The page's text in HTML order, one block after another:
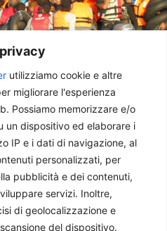
utilizziamo cookie e altre
migliorare l'esperienza
Possiamo memorizzare e/o
un dispositivo ed elaborare i
IP e i dati di navigazione, al
personalizzati, per
pubblicità e dei contenuti,
servizi. Inoltre,
di geolocalizzazione e
del dispositivo.
Europa